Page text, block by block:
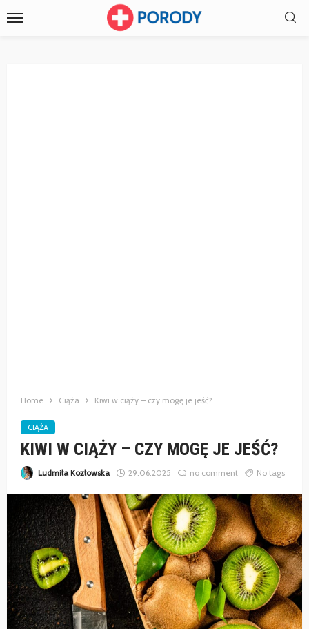
Home Ciąża Kiwi w ciąży – czy mogę je jeść?
CIĄŻA
KIWI W CIĄŻY – CZY MOGĘ JE JEŚĆ?
Ludmiła Kozłowska 29.06.2025 no comment No tags